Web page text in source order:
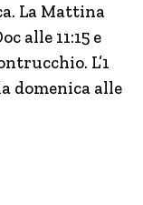
La Mattina
alle 11:15 e
L’1
domenica alle